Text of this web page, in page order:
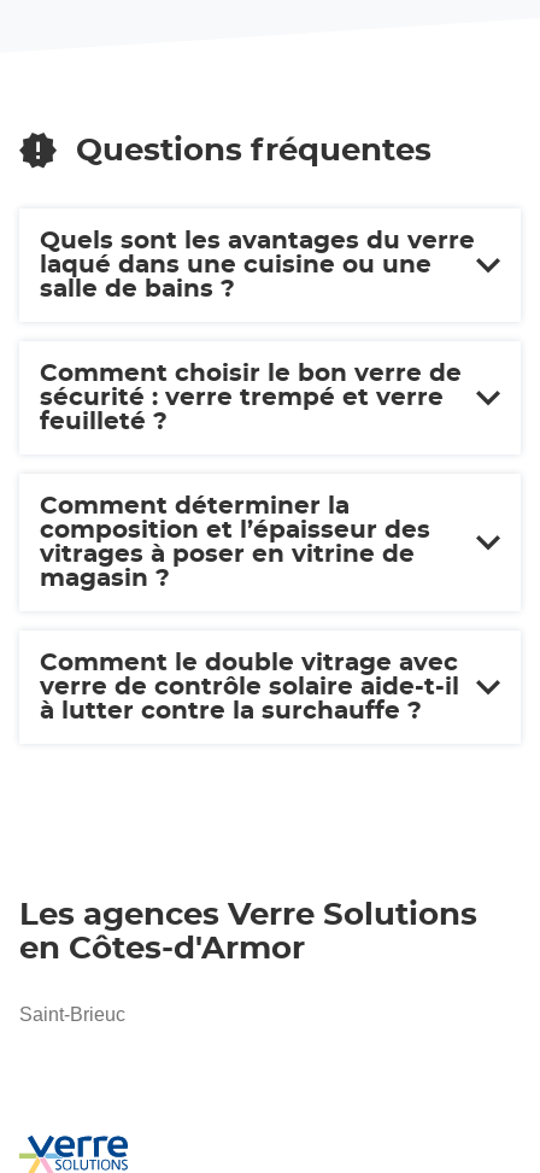
BRIEUC
Questions fréquentes
Quels sont les avantages du verre
laqué dans une cuisine ou une
salle de bains ?
Comment choisir le bon verre de
sécurité : verre trempé et verre
feuilleté ?
Comment déterminer la
composition et l’épaisseur des
vitrages à poser en vitrine de
magasin ?
Comment le double vitrage avec
verre de contrôle solaire aide-t-il
à lutter contre la surchauffe ?
Les agences Verre Solutions
en Côtes-d'Armor
Saint-Brieuc